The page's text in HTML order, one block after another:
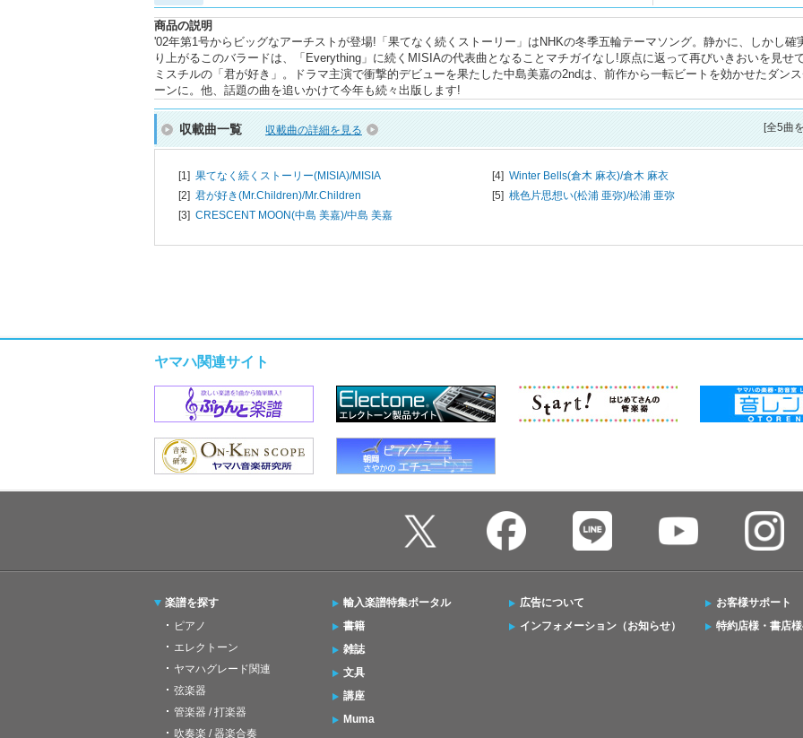
商品の説明
'02年第1号からビッグなアーチストが登場!「果てなく続くストーリー」はNHKの冬季五輪テーマソング。静かに、しかし確
り上がるこのバラードは、「Everything」に続くMISIAの代表曲となることマチガイなし!原点に返って再びいきおいを見せ
ミスチルの「君が好き」。ドラマ主演で衝撃的デビューを果たした中島美嘉の2ndは、前作から一転ビートを効かせたダンス
ーンに。他、話題の曲を追いかけて今年も続々出版します!
収載曲一覧 収載曲の詳細を見る [全5曲
[1] 果てなく続くストーリー(MISIA)/MISIA
[2] 君が好き(Mr.Children)/Mr.Children
[3] CRESCENT MOON(中島 美嘉)/中島 美嘉
[4] Winter Bells(倉木 麻衣)/倉木 麻衣
[5] 桃色片思想い(松浦 亜弥)/松浦 亜弥
ヤマハ関連サイト
楽譜を探す
ピアノ
エレクトーン
ヤマハグレード関連
弦楽器
管楽器 / 打楽器
吹奏楽 / 器楽合奏
輸入楽譜特集ポータル
書籍
雑誌
文具
講座
Muma
広告について
インフォメーション（お知らせ）
お客様サポート
特約店様・書店